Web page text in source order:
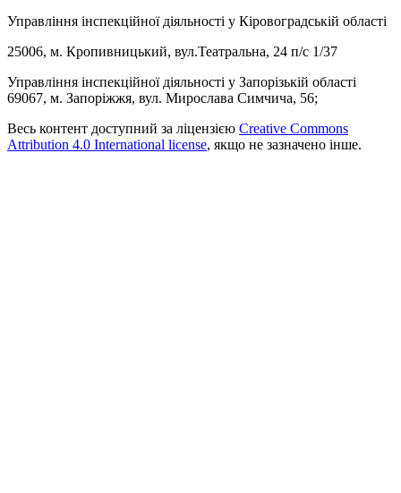
Управління інспекційної діяльності у Кіровоградській області
25006, м. Кропивницький, вул.Театральна, 24 п/с 1/37
Управління інспекційної діяльності у Запорізькій області
69067, м. Запоріжжя, вул. Мирослава Симчича, 56;
Весь контент доступний за ліцензією Creative Commons
Attribution 4.0 International license, якщо не зазначено інше.